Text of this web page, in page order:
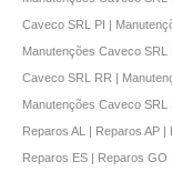
Caveco SRL PI |
Manutenções Caveco
Caveco SRL RR |
Manutenções Caveco
Reparos AL | Reparos AP
Reparos ES | Reparos